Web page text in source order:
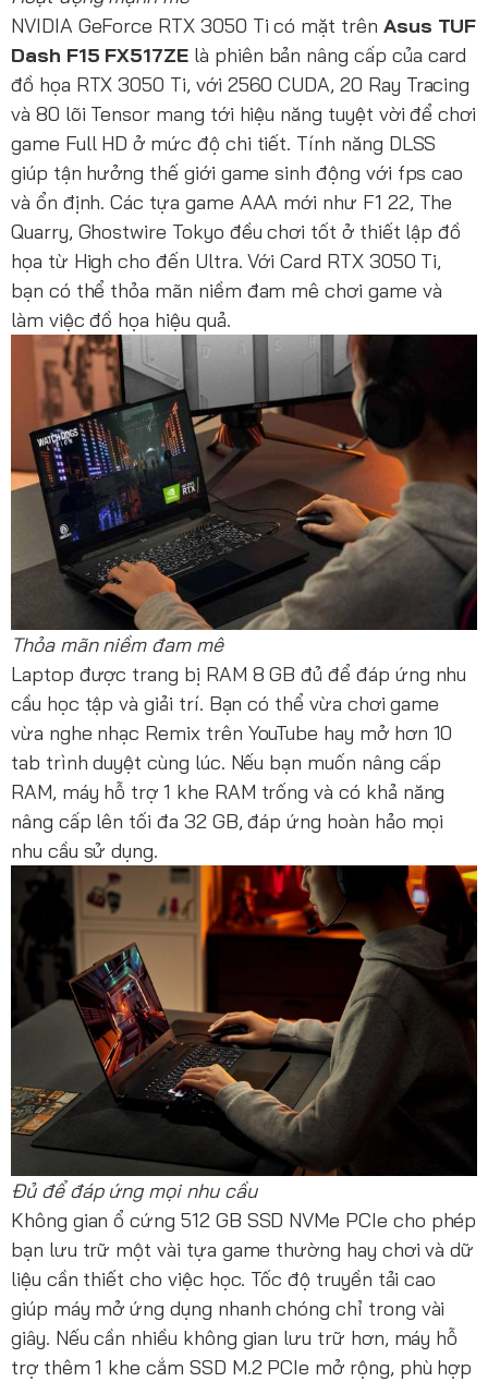
NVIDIA GeForce RTX 3050 Ti có mặt trên Asus TUF
Dash F15 FX517ZE là phiên bản nâng cấp của card
đồ họa RTX 3050 Ti, với 2560 CUDA, 20 Ray Tracing
và 80 lõi Tensor mang tới hiệu năng tuyệt vời để chơi
game Full HD ở mức độ chi tiết. Tính năng DLSS
giúp tận hưởng thế giới game sinh động với fps cao
và ổn định. Các tựa game AAA mới như F1 22, The
Quarry, Ghostwire Tokyo đều chơi tốt ở thiết lập đồ
họa từ High cho đến Ultra. Với Card RTX 3050 Ti,
bạn có thể thỏa mãn niềm đam mê chơi game và
làm việc đồ họa hiệu quả.
Thỏa mãn niềm đam mê
Laptop được trang bị RAM 8 GB đủ để đáp ứng nhu
cầu học tập và giải trí. Bạn có thể vừa chơi game
vừa nghe nhạc Remix trên YouTube hay mở hơn 10
tab trình duyệt cùng lúc. Nếu bạn muốn nâng cấp
RAM, máy hỗ trợ 1 khe RAM trống và có khả năng
nâng cấp lên tối đa 32 GB, đáp ứng hoàn hảo mọi
nhu cầu sử dụng.
Đủ để đáp ứng mọi nhu cầu
Không gian ổ cứng 512 GB SSD NVMe PCIe cho phép
bạn lưu trữ một vài tựa game thường hay chơi và dữ
liệu cần thiết cho việc học. Tốc độ truyền tải cao
giúp máy mở ứng dụng nhanh chóng chỉ trong vài
giây. Nếu cần nhiều không gian lưu trữ hơn, máy hỗ
trợ thêm 1 khe cắm SSD M.2 PCIe mở rộng, phù hợp